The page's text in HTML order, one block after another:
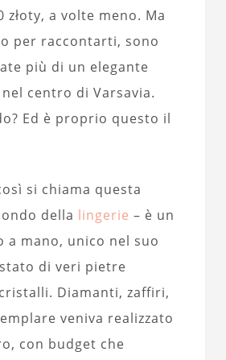
złoty, a volte meno. Ma
per raccontarti, sono
più di un elegante
centro di Varsavia.
Ed è proprio questo il
si chiama questa
della lingerie – è un
a mano, unico nel suo
di veri pietre
Diamanti, zaffiri,
veniva realizzato
con budget che